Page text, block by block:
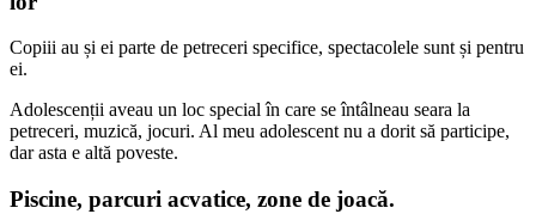
Copiii au și ei parte de petreceri specifice, spectacolele sunt și pentru
ei.
Adolescenții aveau un loc special în care se întâlneau seara la
petreceri, muzică, jocuri. Al meu adolescent nu a dorit să participe,
dar asta e altă poveste.
Piscine, parcuri acvatice, zone de joacă.